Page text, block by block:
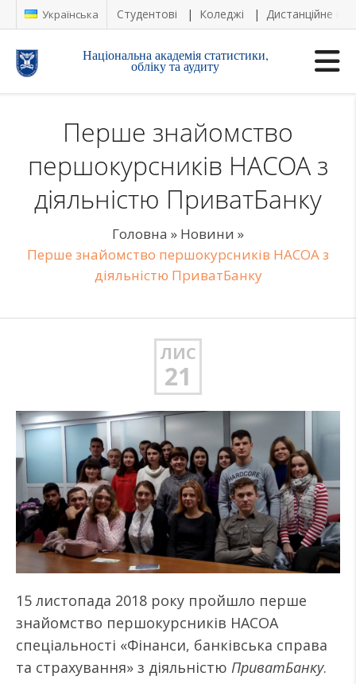
Українська Студентові Коледжі Дистанційне
Національна академія статистики,
обліку та аудиту
Перше знайомство
першокурсників НАСОА з
діяльністю ПриватБанку
Головна » Новини »
Перше знайомство першокурсників НАСОА з
діяльністю ПриватБанку
ЛИС
21
15 листопада 2018 року пройшло перше
знайомство першокурсників НАСОА
спеціальності «Фінанси, банківська справа
та страхування» з діяльністю ПриватБанку.